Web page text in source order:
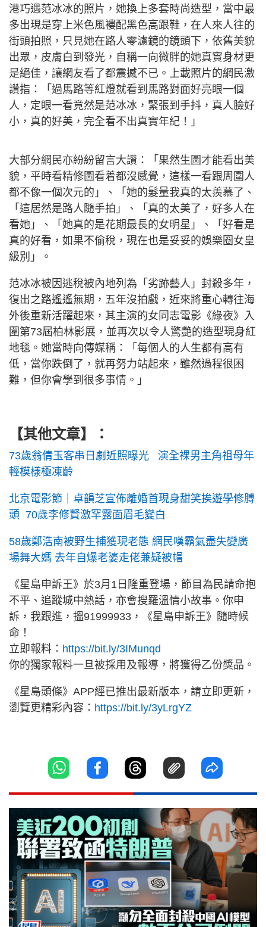
港巧遇范冰冰的照片，她換上多套時尚造型，當中最
多出現是穿上米色風褸配黑色高跟鞋，在人來人往的
街頭拍照，只見她在路人零濾鏡的鏡頭下，依舊美貌
出眾，皮膚白到發光，自稱一向微胖的她真實身材更
是絕佳，讓網友看了都震撼不已。上載照片的網民激
讚指：「過馬路等紅燈就看到馬路對面好亮眼一個
人，定眼一看竟然是范冰冰，緊張到手抖，真人臉好
小，真的好美，完全看不出真實年紀！」
大部分網民亦紛紛留言大讚：「果然生圖才能看出美
貌，平時看精修圖看着都沒感覺，這樣一看跟周圍人
都不像一個次元的」、「她的髮量我真的太羨慕了、
「這居然是路人隨手拍」、「真的太美了，好多人在
看她」、「她真的是花期最長的女明星」、「好看是
真的好看，如果不偷稅，現在也是妥妥的娛樂圈女皇
級別」。
范冰冰被因逃稅被內地列為「劣跡藝人」封殺多年，
復出之路遙遙無期，五年沒拍戲，近來將重心轉往海
外後重新活躍起來，其主演的女同志電影《綠夜》入
圍第73屆柏林影展，並再次以令人驚艷的造型現身紅
地毯。她當時向傳媒稱：「每個人的人生都有高有
低，當你跌倒了，就再努力站起來，雖然過程很困
難，但你會學到很多事情。」
【其他文章】 ：
73歲翁倩玉客串日劇近照曝光 演全裸男主角祖母年
輕模樣極凍齡
北京電影節｜卓韻芝宣佈離婚首現身甜笑挨遊學修膊
頭 70歲李修賢激罕露面眉毛變白
58歲鄭浩南被野生捕獲現老態 網民嘆霸氣盡失變廣
場舞大媽 去年自爆老婆走佬兼疑被帽
《星島申訴王》於3月1日隆重登場，節目為民請命抱
不平、追蹤城中熱話，亦會搜羅溫情小故事。你申
訴，我跟進，搵91999933，《星島申訴王》隨時候
命！
立即報料： https://bit.ly/3IMunqd
你的獨家報料一旦被採用及報導，將獲得乙份獎品。
《星島頭條》APP經已推出最新版本，請立即更新，
瀏覽更精彩內容： https://bit.ly/3yLrgYZ